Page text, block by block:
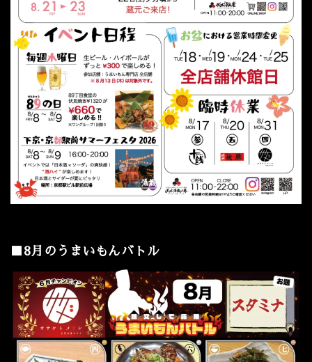
■8月のうまいもんバトル